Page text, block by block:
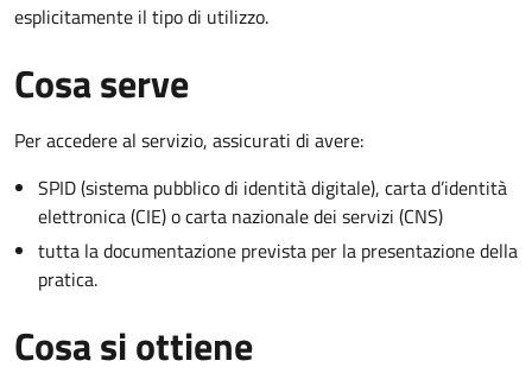
esplicitamente il tipo di utilizzo.
Cosa serve
Per accedere al servizio, assicurati di avere:
SPID (sistema pubblico di identità digitale), carta d’identità
elettronica (CIE) o carta nazionale dei servizi (CNS)
tutta la documentazione prevista per la presentazione della
pratica.
Cosa si ottiene